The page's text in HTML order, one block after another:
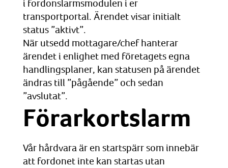
i fordonslarmsmodulen i er
transportportal. Ärendet visar initialt
status ”aktivt”.
När utsedd mottagare/chef hanterar
ärendet i enlighet med företagets egna
handlingsplaner, kan statusen på ärendet
ändras till ”pågående” och sedan
”avslutat”.
Förarkortslarm
Vår hårdvara är en startspärr som innebär
att fordonet inte kan startas utan